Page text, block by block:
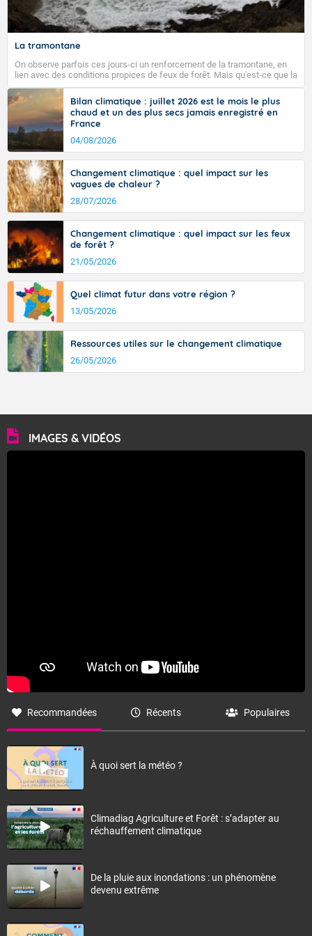
La tramontane
On observe parfois ces jours-ci un renforcement de la tramontane, en
lien avec des conditions propices de feux de forêt. Mais qu'est-ce que la
tramontane ? Quelles sont ses caractéristiques ? La tramontane est un
vent turbulent soufflant de secteur nord-ouest à nord, ou ouest à nord-
ouest, dans un secteur qui part du Roussillon à la vallée de l’Aude et à
l’ouest de l’Hérault. L’étymologie de ce vent vient du latin trasmontanus,
signifiant au-delà des monts, en allusion aux régions montagneuses
d’où provient ce vent.
Bilan climatique : juillet 2026 est le mois le plus
chaud et un des plus secs jamais enregistré en
France
04/08/2026
Changement climatique : quel impact sur les
vagues de chaleur ?
28/07/2026
Changement climatique : quel impact sur les feux
de forêt ?
21/05/2026
Quel climat futur dans votre région ?
13/05/2026
Ressources utiles sur le changement climatique
26/05/2026
IMAGES & VIDÉOS
Recommandées Récents Populaires
À quoi sert la météo ?
Climadiag Agriculture et Forêt : s’adapter au
réchauffement climatique
De la pluie aux inondations : un phénomène
devenu extrême